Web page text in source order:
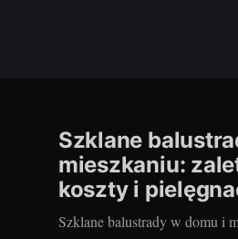
Szklane
mieszkaniu:
koszty i
Szklane balustrady w domu i